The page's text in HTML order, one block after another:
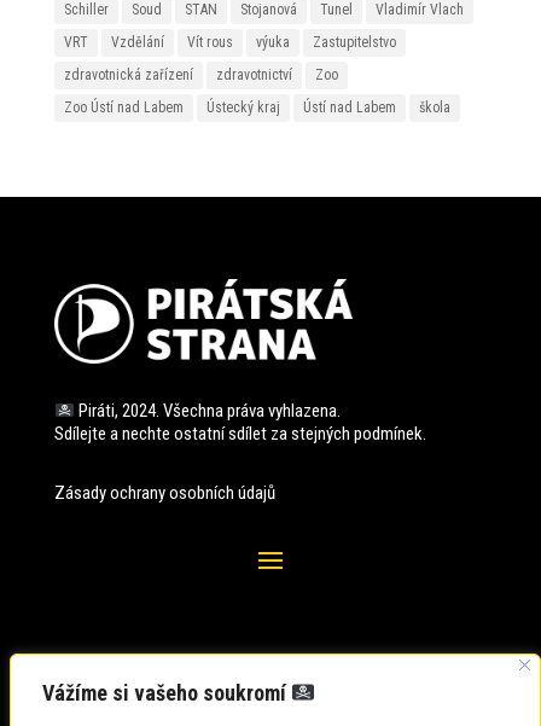
Vážíme si vašeho soukromí
Schiller
Soud STAN Stojanová Tunel
Vladimír Vlach
VRT
Vzdělání Vít rous výuka
Zastupitelstvo
zdravotnická zařízení
zdravotnictví
Zoo
Zoo Ústí nad Labem
Ústecký kraj Ústí nad Labem škola
Piráti, 2024. Všechna práva vyhlazena.
Sdílejte a nechte ostatní sdílet za stejných podmínek.
Zásady ochrany osobních údajů